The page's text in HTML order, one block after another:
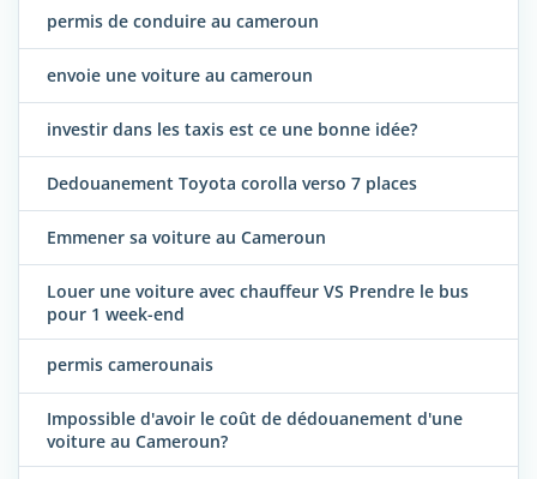
permis de conduire au cameroun
envoie une voiture au cameroun
investir dans les taxis est ce une bonne idée?
Dedouanement Toyota corolla verso 7 places
Emmener sa voiture au Cameroun
Louer une voiture avec chauffeur VS Prendre le bus
pour 1 week-end
permis camerounais
Impossible d'avoir le coût de dédouanement d'une
voiture au Cameroun?